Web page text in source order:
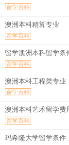
留学百科
澳洲本科精算专业
留学百科
留学澳洲本科留学条
留学百科
澳洲本科工程类专业
留学百科
澳洲本科艺术留学费
留学百科
玛希隆大学留学条件